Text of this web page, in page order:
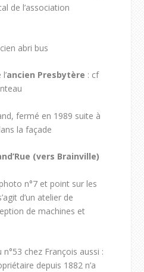
de l’association
abri bus
ancien Presbytère : cf
fermé en 1989 suite à
la façade
(vers Brainville)
photo n°7 et point sur les
d’un atelier de
de machines et
chez François aussi :
depuis 1882 n’a